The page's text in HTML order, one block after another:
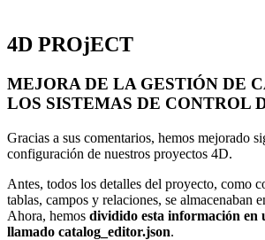
4D PROjECT
MEJORA DE LA GESTIÓN DE
LOS SISTEMAS DE CONTROL
Gracias a sus comentarios, hemos mejorado
configuración de nuestros proyectos 4D.
Antes, todos los detalles del proyecto, como
tablas, campos y relaciones, se almacenaban
Ahora, hemos dividido esta información en
llamado catalog_editor.json.